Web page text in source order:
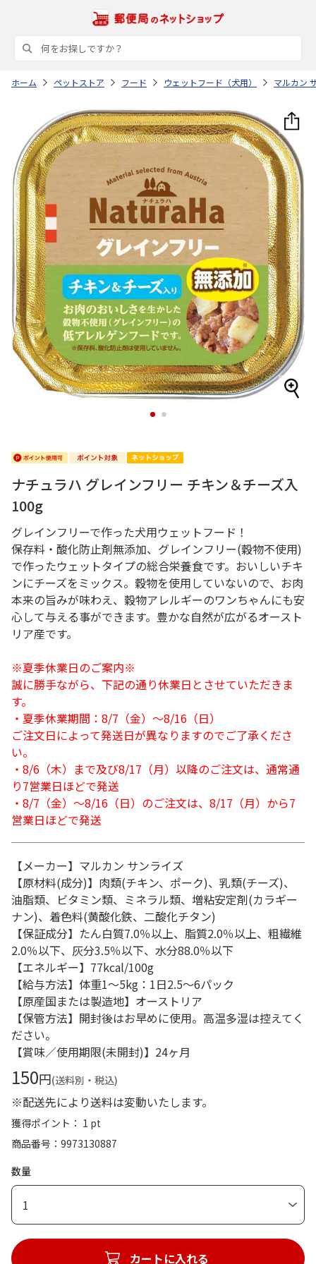
ホーム ペットストア フード ウェットフード（犬用） マルカン
1 2
ナチュラハ グレインフリー チキン＆チーズ入
100g
グレインフリーで作った犬用ウェットフード！
保存料・酸化防止剤無添加、グレインフリー(穀物不使用)
で作ったウェットタイプの総合栄養食です。おいしいチキ
ンにチーズをミックス。穀物を使用していないので、お肉
本来の旨みが味わえ、穀物アレルギーのワンちゃんにも安
心して与える事ができます。豊かな自然が広がるオースト
リア産です。
※夏季休業日のご案内※
誠に勝手ながら、下記の通り休業日とさせていただきま
す。
・夏季休業期間：8/7（金）～8/16（日）
ご注文日によって発送日が異なりますのでご了承くださ
い。
・8/6（木）まで及び8/17（月）以降のご注文は、通常通
り7営業日ほどで発送
・8/7（金）～8/16（日）のご注文は、8/17（月）から7
営業日ほどで発送
【メーカー】マルカン サンライズ
【原材料(成分)】肉類(チキン、ポーク)、乳類(チーズ)、
油脂類、ビタミン類、ミネラル類、増粘安定剤(カラギー
ナン)、着色料(黄酸化鉄、二酸化チタン)
【保証成分】たん白質7.0％以上、脂質2.0％以上、粗繊維
2.0％以下、灰分3.5％以下、水分88.0％以下
【エネルギー】77kcal/100g
【給与方法】体重1～5kg：1日2.5～6パック
【原産国または製造地】オーストリア
【保管方法】開封後はお早めに使用。高温多湿は控えてく
ださい。
【賞味／使用期限(未開封)】24ヶ月
150円(送料別・税込)
※配送先により送料は変動いたします。
獲得ポイント： 1 pt
商品番号
9973130887
数量
1
カートに入れる